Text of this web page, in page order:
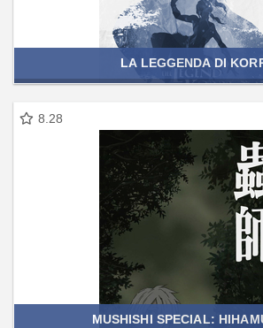
LA LEGGENDA DI
8.28
MUSHISHI SPECIAL: